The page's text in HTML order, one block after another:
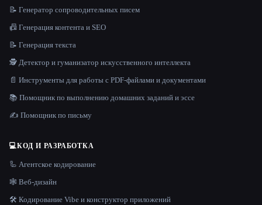
📝 Генератор сопроводительных писем
📠 Генерация контента и SEO
📝 Генерация текста
🕵️ Детектор и гуманизатор искусственного интеллекта
📄 Инструменты для работы с PDF-файлами и документами
📚 Помощник по выполнению домашних заданий и эссе
✍️ Помощник по письму
💻КОД И РАЗРАБОТКА
🦾 Агентское кодирование
🕸 Веб-дизайн
🛠️ Кодирование Vibe и конструктор приложений